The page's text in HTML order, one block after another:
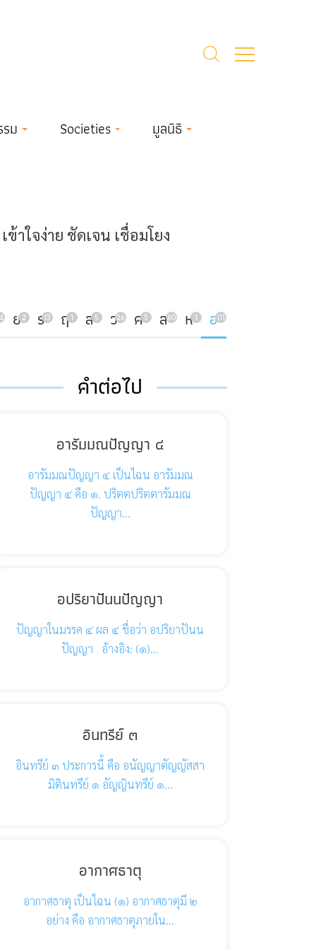
ม Societies มูลนิธิ
ใจง่าย ชัดเจน เชื่อมโยง
ย2 ร13 ฤ1 ล5 ว26 ศ5 ส80 ห1 อ111
คำต่อไป
อารัมมณปัญญา ๔
อารัมมณปัญญา ๔ เป็นไฉน อารัมมณ
ปัญญา ๔ คือ ๑. ปริตตปริตตารัมมณ
ปัญญา…
อปริยาปันนปัญญา
ปัญญาในมรรค ๔ ผล ๔ ชื่อว่า อปริยาปันน
ปัญญา อ้างอิง: (๑)…
อินทรีย์ ๓
อินทรีย์ ๓ ประการนี้ คือ อนัญญาตัญญัสสา
มิตินทรีย์ ๑ อัญญินทรีย์ ๑…
อากาศธาตุ
อากาศธาตุ เป็นไฉน (๑) อากาศธาตุมี ๒
อย่าง คือ อากาศธาตุภายใน…